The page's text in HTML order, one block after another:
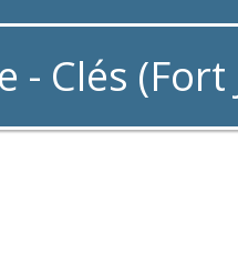
- Clés (Fort